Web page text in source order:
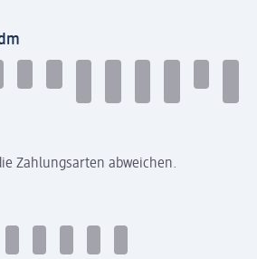
Zahlungsarten abweichen.